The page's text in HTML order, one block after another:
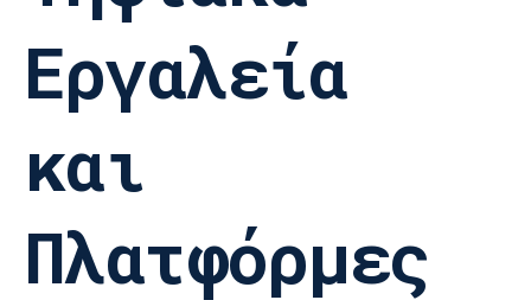
Εργαλεία
και
Πλατφόρμες